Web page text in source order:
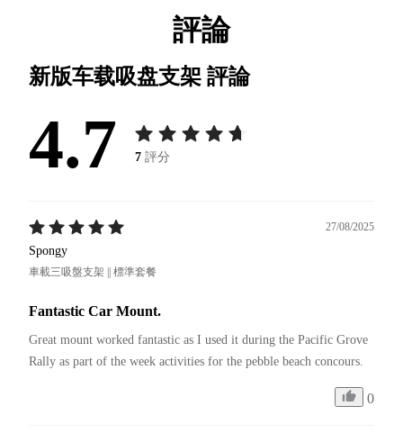
評論
新版车载吸盘支架 評論
4.7 7 評分
27/08/2025
Spongy
車載三吸盤支架 || 標準套餐
Fantastic Car Mount.
Great mount worked fantastic as I used it during the Pacific Grove
Rally as part of the week activities for the pebble beach concours.
0